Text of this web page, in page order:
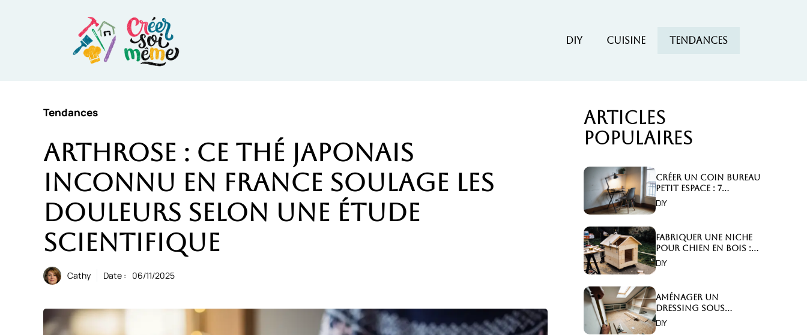
DIY Cuisine Tendances
Tendances
Arthrose : ce thé japonais
inconnu en France soulage les
douleurs selon une étude
scientifique
Cathy Date : 06/11/2025
Articles
populaires
Créer un coin bureau
petit espace : 7
astuces malignes!
DIY
Fabriquer une niche
pour chien en bois :
Comment faire ?
DIY
Aménager un
dressing sous
combles : 6 astuces
indispensables !
DIY